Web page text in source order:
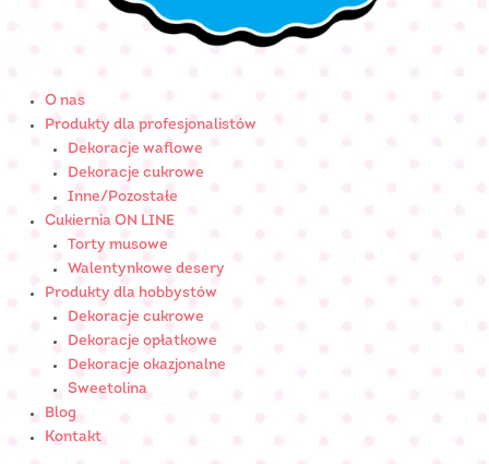
O nas
Produkty dla profesjonalistów
Dekoracje waflowe
Dekoracje cukrowe
Inne/Pozostałe
Cukiernia ON LINE
Torty musowe
Walentynkowe desery
Produkty dla hobbystów
Dekoracje cukrowe
Dekoracje opłatkowe
Dekoracje okazjonalne
Sweetolina
Blog
Kontakt